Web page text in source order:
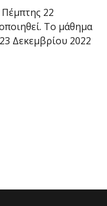
Πέμπτης 22
Το μάθημα
Δεκεμβρίου 2022